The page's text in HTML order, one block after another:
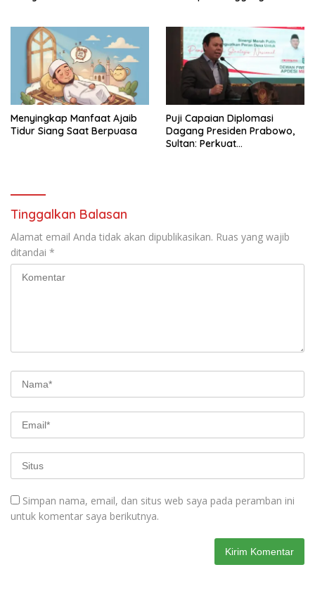
Menyingkap Manfaat Ajaib
Tidur Siang Saat Berpuasa
Puji Capaian Diplomasi
Dagang Presiden Prabowo,
Sultan: Perkuat
Tinggalkan Balasan
Alamat email Anda tidak akan dipublikasikan. Ruas yang wajib
ditandai *
Simpan nama, email, dan situs web saya pada peramban ini
untuk komentar saya berikutnya.